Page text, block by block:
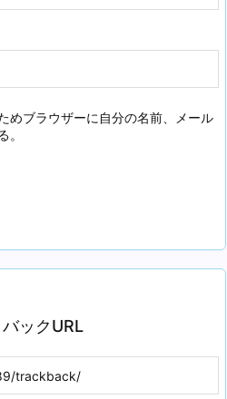
めブラウザーに自分の名前、メール
。
ックURL